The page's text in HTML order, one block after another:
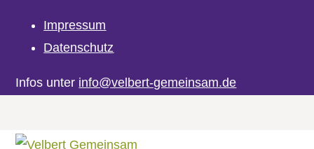
Impressum
Datenschutz
Infos unter info@velbert-gemeinsam.de